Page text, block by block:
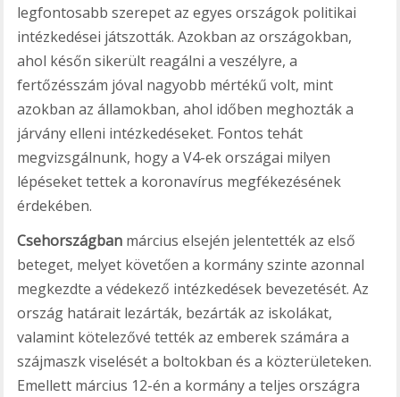
legfontosabb szerepet az egyes országok politikai
intézkedései játszották. Azokban az országokban,
ahol későn sikerült reagálni a veszélyre, a
fertőzésszám jóval nagyobb mértékű volt, mint
azokban az államokban, ahol időben meghozták a
járvány elleni intézkedéseket. Fontos tehát
megvizsgálnunk, hogy a V4-ek országai milyen
lépéseket tettek a koronavírus megfékezésének
érdekében.
Csehországban március elsején jelentették az első
beteget, melyet követően a kormány szinte azonnal
megkezdte a védekező intézkedések bevezetését. Az
ország határait lezárták, bezárták az iskolákat,
valamint kötelezővé tették az emberek számára a
szájmaszk viselését a boltokban és a közterületeken.
Emellett március 12-én a kormány a teljes országra